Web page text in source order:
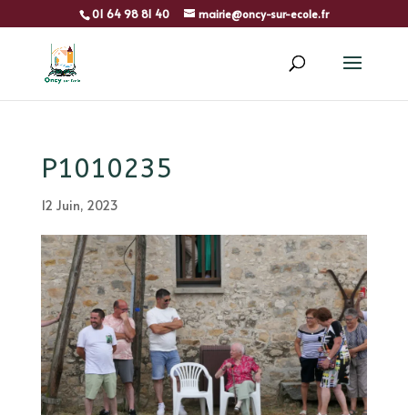
01 64 98 81 40 mairie@oncy-sur-ecole.fr
P1010235
12 Juin, 2023